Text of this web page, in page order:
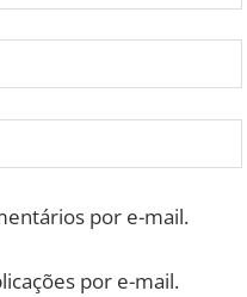
por e-mail.
por e-mail.